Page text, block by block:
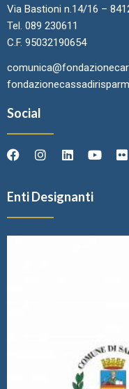
Via Bastioni n.14/16 –
Tel. 089 230611
C.F. 95032190654
Social
Enti Designanti